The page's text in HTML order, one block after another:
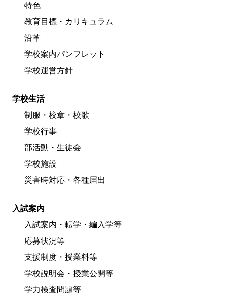
特色
教育目標・カリキュラム
沿革
学校案内パンフレット
学校運営方針
学校生活
制服・校章・校歌
学校行事
部活動・生徒会
学校施設
災害時対応・各種届出
入試案内
入試案内・転学・編入学等
応募状況等
支援制度・授業料等
学校説明会・授業公開等
学力検査問題等